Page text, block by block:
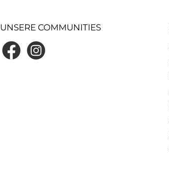
UNSERE COMMUNITIES
FacebookInstagram